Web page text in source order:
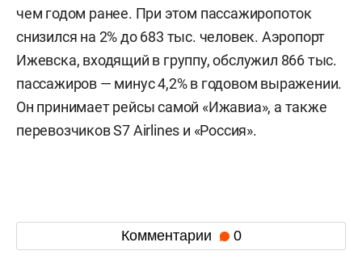
чем годом ранее. При этом пассажиропоток
снизился на 2% до 683 тыс. человек. Аэропорт
Ижевска, входящий в группу, обслужил 866 тыс.
пассажиров — минус 4,2% в годовом выражении.
Он принимает рейсы самой «Ижавиа», а также
перевозчиков S7 Airlines и «Россия».
Комментарии 0